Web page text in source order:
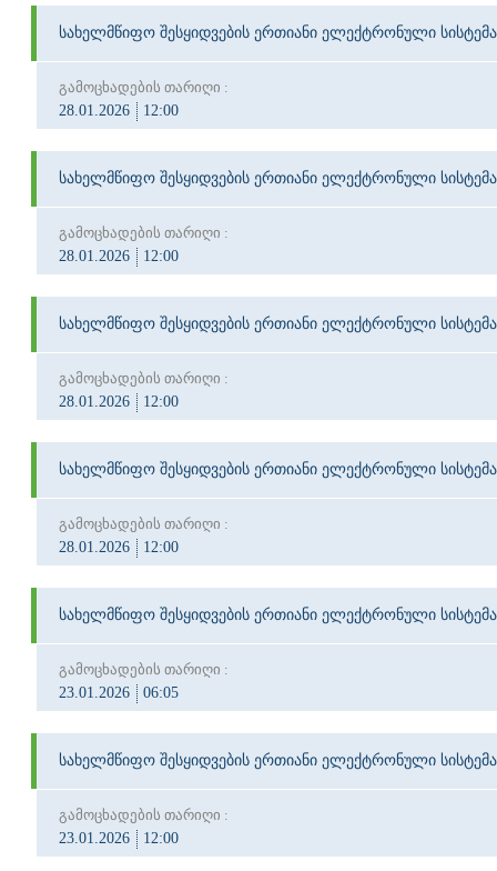
სახელმწიფო შესყიდვების ერთიანი ელექტრონული სისტემა
გამოცხადების თარიღი :
28.01.2026
12:00
სახელმწიფო შესყიდვების ერთიანი ელექტრონული სისტემა
გამოცხადების თარიღი :
28.01.2026
12:00
სახელმწიფო შესყიდვების ერთიანი ელექტრონული სისტემა
გამოცხადების თარიღი :
28.01.2026
12:00
სახელმწიფო შესყიდვების ერთიანი ელექტრონული სისტემა
გამოცხადების თარიღი :
28.01.2026
12:00
სახელმწიფო შესყიდვების ერთიანი ელექტრონული სისტემა
გამოცხადების თარიღი :
23.01.2026
06:05
სახელმწიფო შესყიდვების ერთიანი ელექტრონული სისტემა
გამოცხადების თარიღი :
23.01.2026
12:00